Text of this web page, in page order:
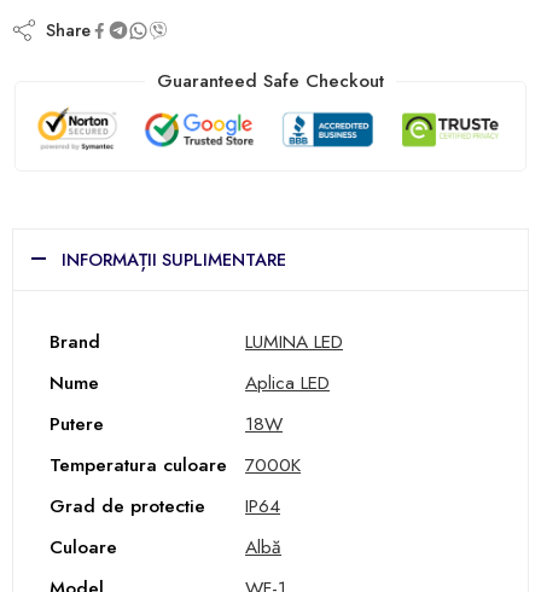
Share
Guaranteed Safe Checkout
INFORMAȚII SUPLIMENTARE
Brand
LUMINA LED
Nume
Aplica LED
Putere
18W
Temperatura culoare
7000K
Grad de protectie
IP64
Culoare
Albă